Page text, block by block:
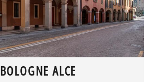
BOLOGNE ALCE